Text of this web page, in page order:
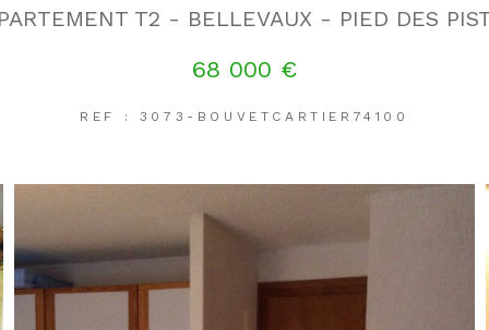
T2 - BELLEVAUX - PIED DES
68 000 €
REF : 3073-BOUVETCARTIER74100